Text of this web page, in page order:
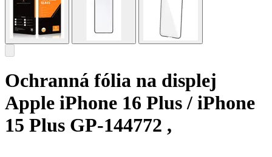
Ochranná fólia na displej
Apple iPhone 16 Plus / iPhone
15 Plus GP-144772 ,